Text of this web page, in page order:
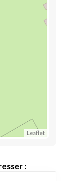
Leaflet
: